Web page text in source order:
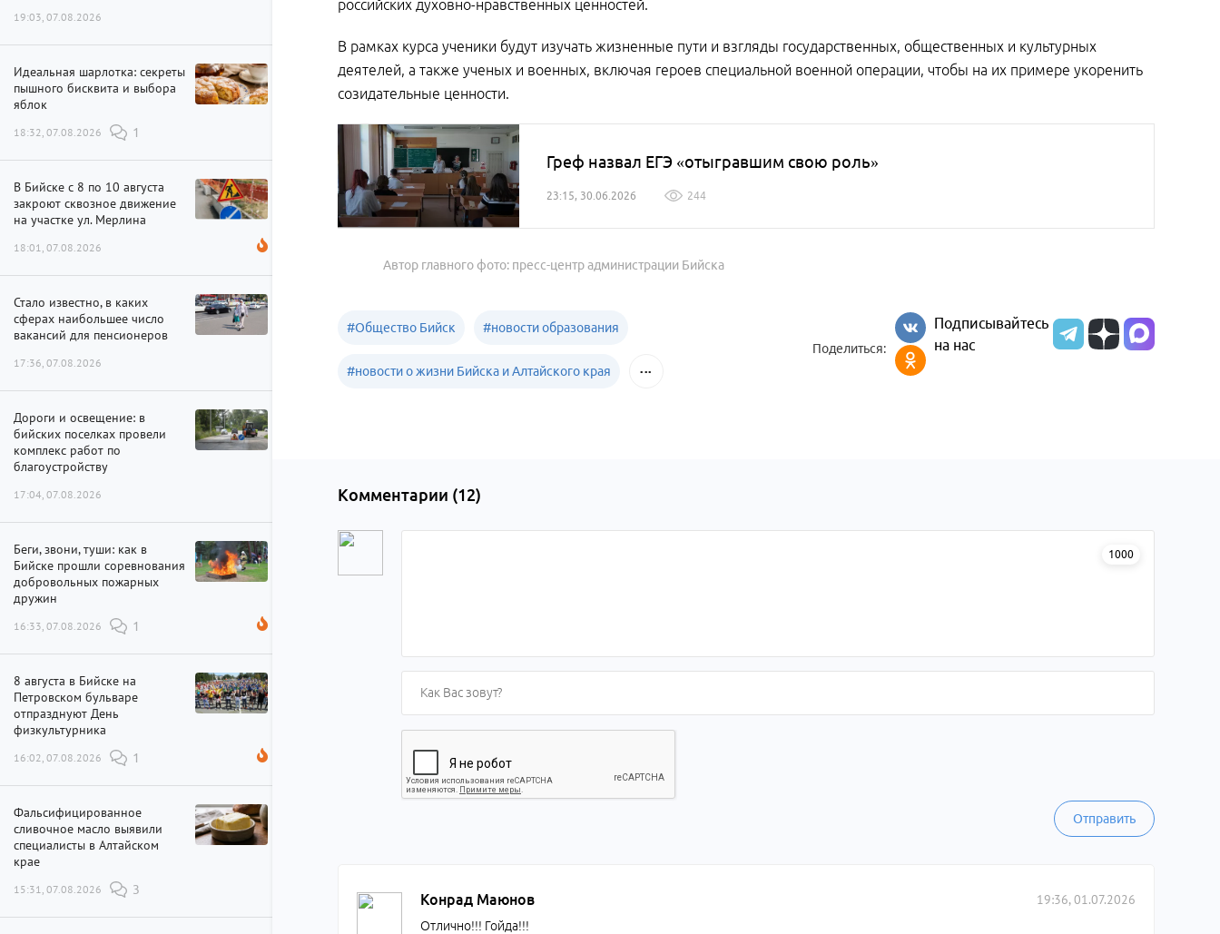
19:03, 07.08.2026
Идеальная шарлотка: секреты
пышного бисквита и выбора
яблок
18:32, 07.08.2026 1
В Бийске с 8 по 10 августа
закроют сквозное движение
на участке ул. Мерлина
18:01, 07.08.2026
Стало известно, в каких
сферах наибольшее число
вакансий для пенсионеров
17:36, 07.08.2026
Дороги и освещение: в
бийских поселках провели
комплекс работ по
благоустройству
17:04, 07.08.2026
Беги, звони, туши: как в
Бийске прошли соревнования
добровольных пожарных
дружин
16:33, 07.08.2026 1
8 августа в Бийске на
Петровском бульваре
отпразднуют День
физкультурника
16:02, 07.08.2026 1
Фальсифицированное
сливочное масло выявили
специалисты в Алтайском
крае
15:31, 07.08.2026 3
российских духовно-нравственных ценностей.
В рамках курса ученики будут изучать жизненные пути и взгляды государственных, общественных и культурных
деятелей, а также ученых и военных, включая героев специальной военной операции, чтобы на их примере укоренить
созидательные ценности.
Греф назвал ЕГЭ «отыгравшим свою роль»
23:15, 30.06.2026 244
Автор главного фото: пресс-центр администрации Бийска
#Общество Бийск #новости образования
#новости о жизни Бийска и Алтайского края
Поделиться:
Подписывайтесь
на нас
Комментарии (12)
1000
Отправить
Конрад Маюнов 19:36, 01.07.2026
Отлично!!! Гойда!!!